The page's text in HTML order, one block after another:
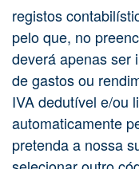
registos
pelo que, no
deverá apenas ser
de gastos ou
IVA dedutível e/ou
automaticamente
pretenda a nossa